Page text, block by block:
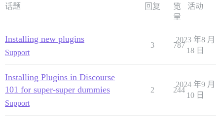
话题 回复
览
量
活动
Installing new plugins
Support
3 787
2023 年8 月
18 日
Installing Plugins in Discourse
101 for super-super dummies
Support
2 244
2024 年9 月
10 日